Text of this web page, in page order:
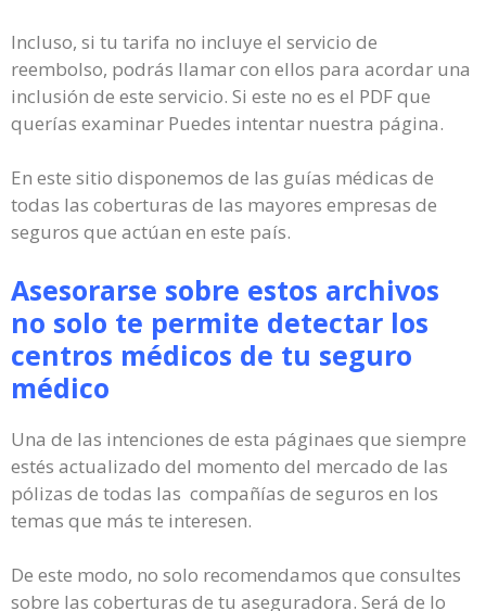
Incluso, si tu tarifa no incluye el servicio de
reembolso, podrás llamar con ellos para acordar una
inclusión de este servicio. Si este no es el PDF que
querías examinar Puedes intentar nuestra página.
En este sitio disponemos de las guías médicas de
todas las coberturas de las mayores empresas de
seguros que actúan en este país.
Asesorarse sobre estos archivos
no solo te permite detectar los
centros médicos de tu seguro
médico
Una de las intenciones de esta páginaes que siempre
estés actualizado del momento del mercado de las
pólizas de todas las compañías de seguros en los
temas que más te interesen.
De este modo, no solo recomendamos que consultes
sobre las coberturas de tu aseguradora. Será de lo